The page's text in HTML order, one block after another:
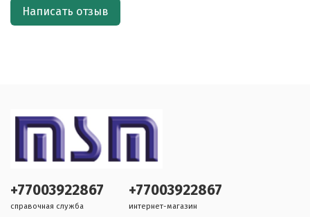
Написать отзыв
+77003922867
справочная служба
+77003922867
интернет-магазин